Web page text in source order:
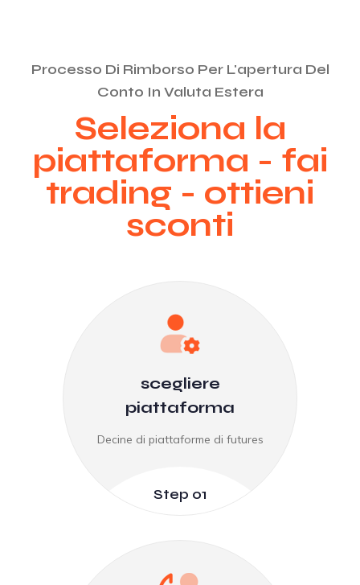
Processo Di Rimborso Per L'apertura Del
Conto In Valuta Estera
Seleziona la
piattaforma - fai
trading - ottieni
sconti
scegliere
piattaforma
Decine di piattaforme di futures
Step 01